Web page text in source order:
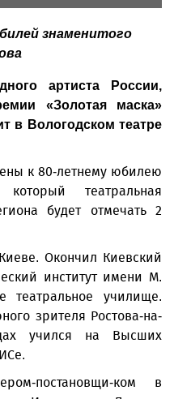
знаменитого
артиста России,
«Золотая маска»
в Вологодском театре
к 80-летнему юбилею
театральная
будет отмечать 2
Окончил Киевский
институт имени М.
театральное училище.
зрителя Ростова-на-
учился на Высших
постановщи-ком в